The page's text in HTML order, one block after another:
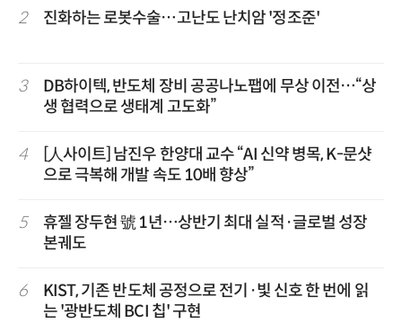
2 진화하는 로봇수술…고난도 난치암 '정조준'
3
DB하이텍, 반도체 장비 공공나노팹에 무상 이전…“상
생 협력으로 생태계 고도화”
4
[人사이트] 남진우 한양대 교수 “AI 신약 병목, K-문샷
으로 극복해 개발 속도 10배 향상”
5
휴젤 장두현 號 1년…상반기 최대 실적·글로벌 성장
본궤도
6
KIST, 기존 반도체 공정으로 전기·빛 신호 한 번에 읽
는 '광반도체 BCI 칩' 구현